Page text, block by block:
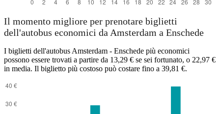
Il momento migliore per prenotare biglietti
dell'autobus economici da Amsterdam a Enschede
I biglietti dell'autobus Amsterdam - Enschede più economici
possono essere trovati a partire da 13,29 € se sei fortunato, o 22,97 €
in media. Il biglietto più costoso può costare fino a 39,81 €.